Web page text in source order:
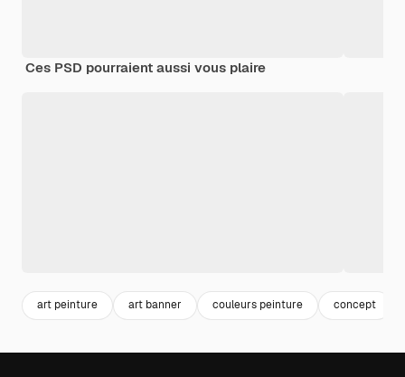
Ces PSD pourraient aussi vous plaire
art peinture art banner couleurs peinture concept